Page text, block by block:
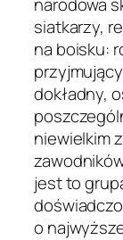
siatkarzy,
na boisku:
dokładny,
niewielkim
jest to
o